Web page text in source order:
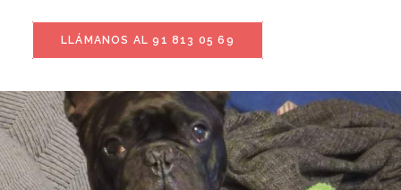
LLÁMANOS AL 91 813 05 69